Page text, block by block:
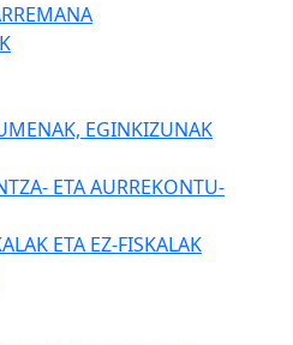
EGINKIZUNAK
ETA AURREKONTU-
ETA EZ-FISKALAK